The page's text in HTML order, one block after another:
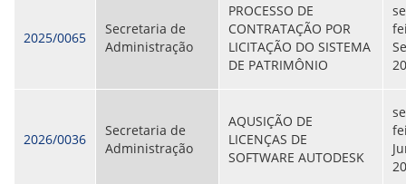
PGDE 2023
PGDE 2024
GESTÃO DA INFORMAÇÃO
BOLETIM INFORMATIVO
BPM-DAF
ORIENTAÇÕES TÉCNICAS
2025/0065
Secretaria de
Administração
PROCESSO DE
CONTRATAÇÃO POR
LICITAÇÃO DO SISTEMA
DE PATRIMÔNIO
2026/0036
Secretaria de
Administração
AQUSIÇÃO DE
LICENÇAS DE
SOFTWARE AUTODESK